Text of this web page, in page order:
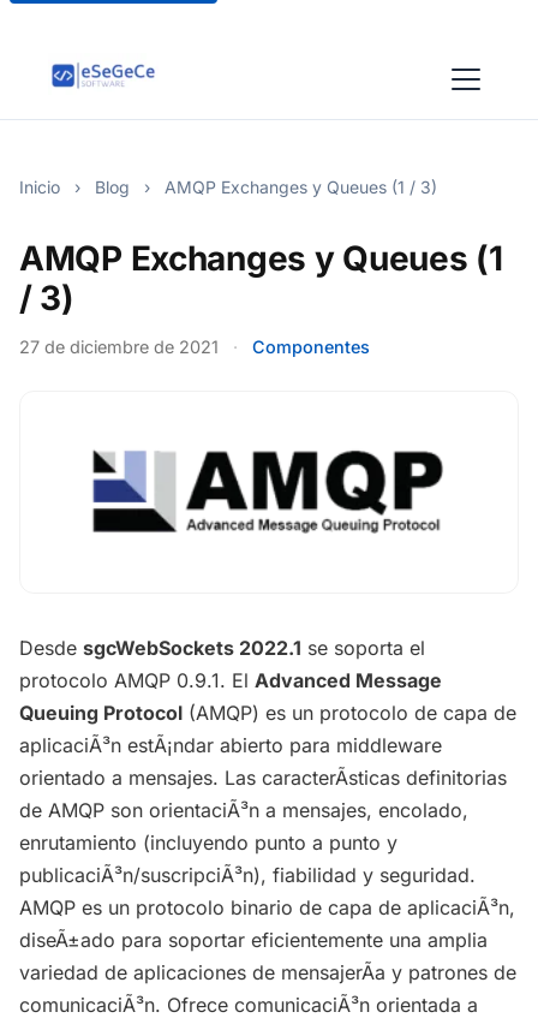
Inicio › Blog › AMQP Exchanges y Queues (1 / 3)
AMQP Exchanges y Queues (1
/ 3)
27 de diciembre de 2021 · Componentes
Desde sgcWebSockets 2022.1 se soporta el
protocolo AMQP 0.9.1. El Advanced Message
Queuing Protocol (AMQP) es un protocolo de capa de
aplicaciÃ³n estÃ¡ndar abierto para middleware
orientado a mensajes. Las caracterÃ­sticas definitorias
de AMQP son orientaciÃ³n a mensajes, encolado,
enrutamiento (incluyendo punto a punto y
publicaciÃ³n/suscripciÃ³n), fiabilidad y seguridad.
AMQP es un protocolo binario de capa de aplicaciÃ³n,
diseÃ±ado para soportar eficientemente una amplia
variedad de aplicaciones de mensajerÃ­a y patrones de
comunicaciÃ³n. Ofrece comunicaciÃ³n orientada a